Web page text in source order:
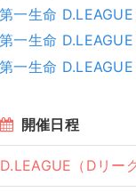
第一生命
第一生命
第一生命
開催日程
D.LEAGUE（Dリー